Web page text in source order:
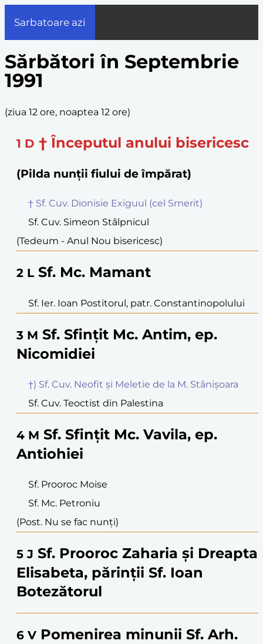
Sarbatoare azi
Sărbători în Septembrie
1991
(ziua 12 ore, noaptea 12 ore)
1 D † Începutul anului bisericesc
(Pilda nunții fiului de împărat)
† Sf. Cuv. Dionisie Exiguul (cel Smerit)
Sf. Cuv. Simeon Stâlpnicul
(Tedeum - Anul Nou bisericesc)
2 L Sf. Mc. Mamant
Sf. Ier. Ioan Postitorul, patr. Constantinopolului
3 M Sf. Sfințit Mc. Antim, ep.
Nicomidiei
†) Sf. Cuv. Neofit și Meletie de la M. Stânișoara
Sf. Cuv. Teoctist din Palestina
4 M Sf. Sfințit Mc. Vavila, ep.
Antiohiei
Sf. Prooroc Moise
Sf. Mc. Petroniu
(Post. Nu se fac nunți)
5 J Sf. Prooroc Zaharia și Dreapta
Elisabeta, părinții Sf. Ioan
Botezătorul
6 V Pomenirea minunii Sf. Arh.